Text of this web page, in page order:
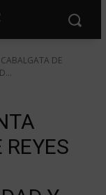
CABALGATA DE